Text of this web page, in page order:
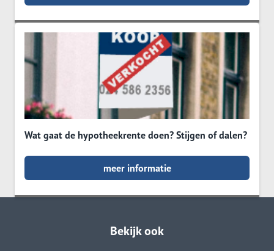
Wat gaat de hypotheekrente doen? Stijgen of dalen?
meer informatie
Bekijk ook